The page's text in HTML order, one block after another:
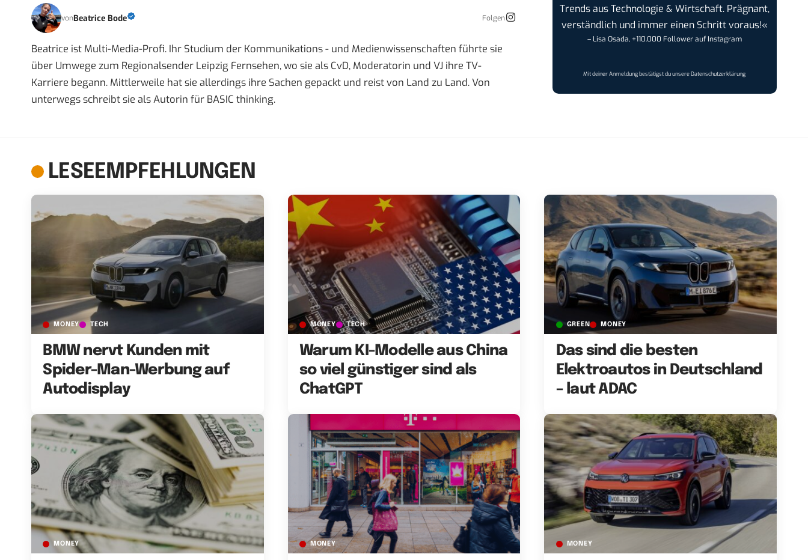
vonBeatrice Bode Folgen
Beatrice ist Multi-Media-Profi. Ihr Studium der Kommunikations - und Medienwissenschaften führte sie
über Umwege zum Regionalsender Leipzig Fernsehen, wo sie als CvD, Moderatorin und VJ ihre TV-
Karriere begann. Mittlerweile hat sie allerdings ihre Sachen gepackt und reist von Land zu Land. Von
unterwegs schreibt sie als Autorin für BASIC thinking.
Trends aus Technologie & Wirtschaft. Prägnant,
verständlich und immer einen Schritt voraus!«
– Lisa Osada, +110.000 Follower auf Instagram
Mit deiner Anmeldung bestätigst du unsereDatenschutzerklärung
LESEEMPFEHLUNGEN
MONEY TECH
BMW nervt Kunden mit
Spider-Man-Werbung auf
Autodisplay
MONEY TECH
Warum KI-Modelle aus China
so viel günstiger sind als
ChatGPT
GREEN MONEY
Das sind die besten
Elektroautos in Deutschland
– laut ADAC
MONEY MONEY MONEY